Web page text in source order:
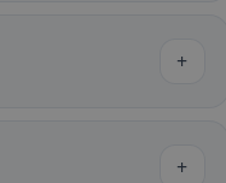
+
+